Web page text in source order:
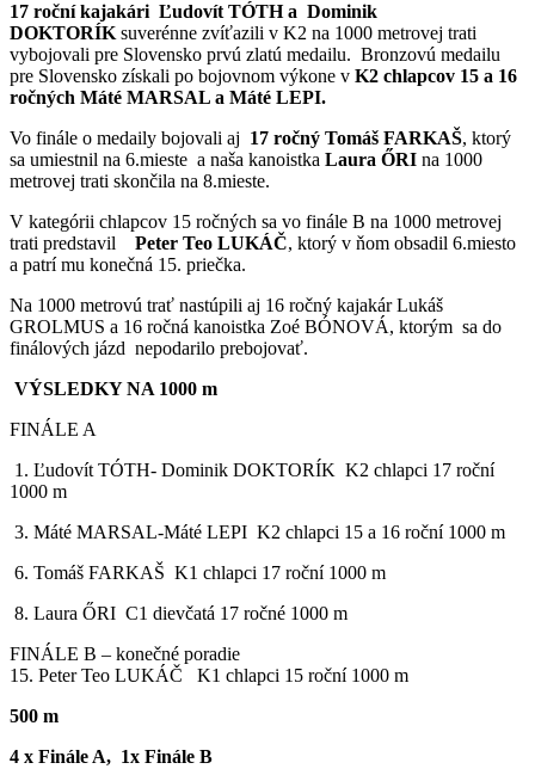
17 roční kajakári Ľudovít TÓTH a Dominik
DOKTORÍK suverénne zvíťazili v K2 na 1000 metrovej trati
vybojovali pre Slovensko prvú zlatú medailu. Bronzovú medailu
pre Slovensko získali po bojovnom výkone v K2 chlapcov 15 a 16
ročných Máté MARSAL a Máté LEPI.
Vo finále o medaily bojovali aj 17 ročný Tomáš FARKAŠ, ktorý
sa umiestnil na 6.mieste a naša kanoistka Laura ŐRI na 1000
metrovej trati skončila na 8.mieste.
V kategórii chlapcov 15 ročných sa vo finále B na 1000 metrovej
trati predstavil Peter Teo LUKÁČ, ktorý v ňom obsadil 6.miesto
a patrí mu konečná 15. priečka.
Na 1000 metrovú trať nastúpili aj 16 ročný kajakár Lukáš
GROLMUS a 16 ročná kanoistka Zoé BÓNOVÁ, ktorým sa do
finálových jázd nepodarilo prebojovať.
VÝSLEDKY NA 1000 m
FINÁLE A
1. Ľudovít TÓTH- Dominik DOKTORÍK K2 chlapci 17 roční
1000 m
3. Máté MARSAL-Máté LEPI K2 chlapci 15 a 16 roční 1000 m
6. Tomáš FARKAŠ K1 chlapci 17 roční 1000 m
8. Laura ŐRI C1 dievčatá 17 ročné 1000 m
FINÁLE B – konečné poradie
15. Peter Teo LUKÁČ K1 chlapci 15 roční 1000 m
500 m
4 x Finále A, 1x Finále B